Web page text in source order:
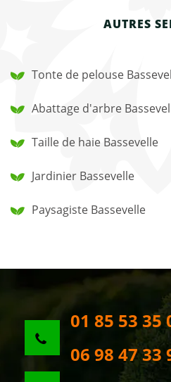
AUTRES
Tonte de pelouse
Abattage d'arbre
Taille de haie Bassevelle
Jardinier Bassevelle
Paysagiste Bassevelle
01 85 53 35
06 98 47 33